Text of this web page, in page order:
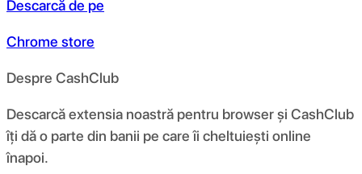
Descarcă de pe
Chrome store
Despre CashClub
Descarcă extensia noastră pentru browser și CashClub
îți dă o parte din banii pe care îi cheltuiești online
înapoi.